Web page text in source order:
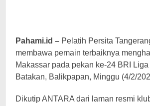
Pahami.id – Pelatih Persita
membawa pemain terbaiknya
Makassar pada pekan ke-24 BRI
Batakan, Balikpapan, Minggu (4/2/
Dikutip ANTARA dari laman resmi